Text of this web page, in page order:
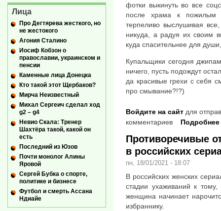
фотки выкинуть во все
после храма к пожилым
терпеливо выслушивая
никуда, а радуя их своим
куда спасительнее для
Купальщики сегодня
ничего, пусть подождут
да красивые грехи с себя
про смывание?!?)
Войдите на сайт для
комментариев
Подробнее
Противоречивые
в российских
пн, 18/01/2021 - 18:07
В российских женских
стадии ухаживаний к
женщина начинает
избраннику.
Лица
Про Дегтярева жесткого, но
не жестокого
Агония Сталино
Иосиф Кобзон о
православии, украинском и
пенсии
Каменные лица Донецка
Кто такой этот Щербаков?
Мирча Неизвестный
Михал Сергеич сделал ход
g2 – g4
Невио Скала: Тренер
Шахтёра такой, какой он
есть
Последний из Юзов
Почти монолог Алины
Яровой
Сергей Бубка о спорте,
политике и бизнесе
Футбол и смерть Ассана
Ндиайе